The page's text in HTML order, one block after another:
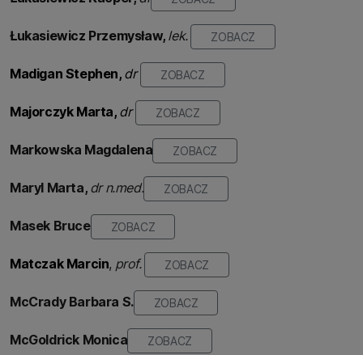
Łukasiewicz Przemysław, lek. ZOBACZ
Madigan Stephen, dr ZOBACZ
Majorczyk Marta, dr ZOBACZ
Markowska Magdalena ZOBACZ
Maryl Marta, dr n.med. ZOBACZ
Masek Bruce ZOBACZ
Matczak Marcin, prof. ZOBACZ
McCrady Barbara S. ZOBACZ
McGoldrick Monica ZOBACZ